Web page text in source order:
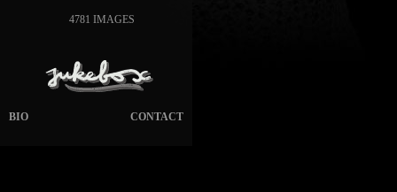
4781 IMAGES
CONTACT
BIO